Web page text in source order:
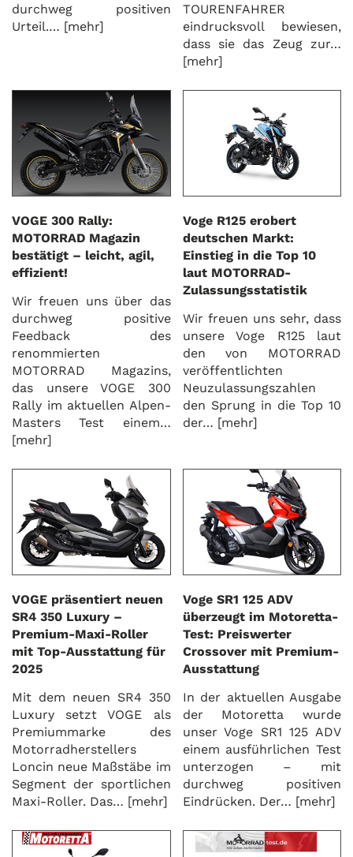
durchweg positiven
Urteil.… [mehr]
TOURENFAHRER
eindrucksvoll bewiesen,
dass sie das Zeug zur…
[mehr]
VOGE 300 Rally:
MOTORRAD Magazin
bestätigt – leicht, agil,
effizient!
Wir freuen uns über das
durchweg positive
Feedback des
renommierten
MOTORRAD Magazins,
das unsere VOGE 300
Rally im aktuellen Alpen-
Masters Test einem…
[mehr]
Voge R125 erobert
deutschen Markt:
Einstieg in die Top 10
laut MOTORRAD-
Zulassungsstatistik
Wir freuen uns sehr, dass
unsere Voge R125 laut
den von MOTORRAD
veröffentlichten
Neuzulassungszahlen
den Sprung in die Top 10
der… [mehr]
VOGE präsentiert neuen
SR4 350 Luxury –
Premium-Maxi-Roller
mit Top-Ausstattung für
2025
Mit dem neuen SR4 350
Luxury setzt VOGE als
Premiummarke des
Motorradherstellers
Loncin neue Maßstäbe im
Segment der sportlichen
Maxi-Roller. Das… [mehr]
Voge SR1 125 ADV
überzeugt im Motoretta-
Test: Preiswerter
Crossover mit Premium-
Ausstattung
In der aktuellen Ausgabe
der Motoretta wurde
unser Voge SR1 125 ADV
einem ausführlichen Test
unterzogen – mit
durchweg positiven
Eindrücken. Der… [mehr]